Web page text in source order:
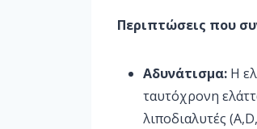
Περιπτώσεις που
Αδυνάτισμα: Η
ταυτόχρονη
λιποδιαλυτές